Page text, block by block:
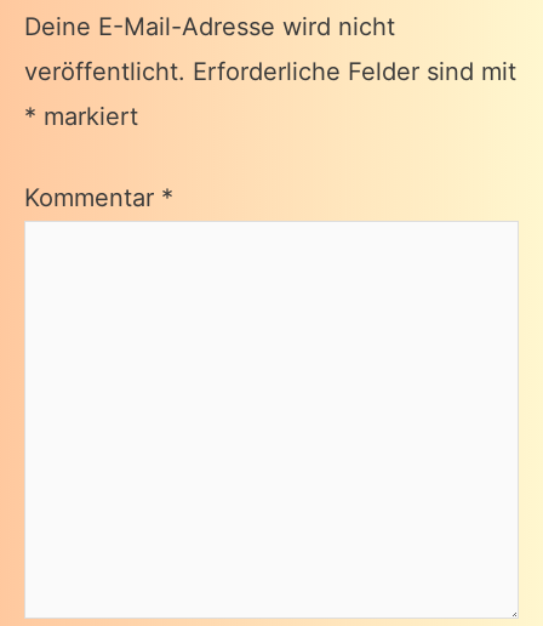
Deine E-Mail-Adresse wird nicht
veröffentlicht. Erforderliche Felder sind mit
* markiert
Kommentar *